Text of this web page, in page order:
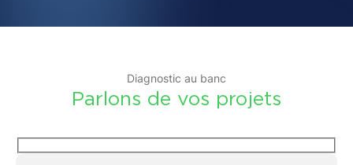
Diagnostic au banc
Parlons de vos projets